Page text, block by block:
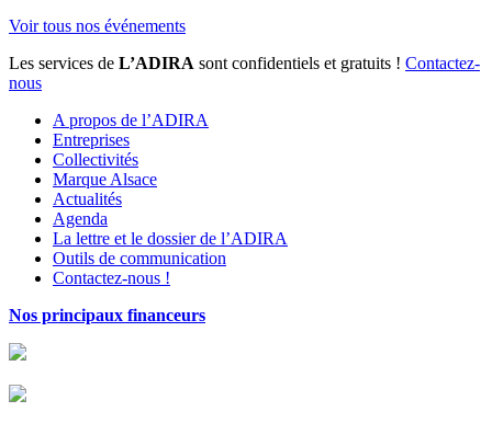
Voir tous nos événements
Les services de L’ADIRA sont confidentiels et gratuits ! Contactez-
nous
A propos de l’ADIRA
Entreprises
Collectivités
Marque Alsace
Actualités
Agenda
La lettre et le dossier de l’ADIRA
Outils de communication
Contactez-nous !
Nos principaux financeurs